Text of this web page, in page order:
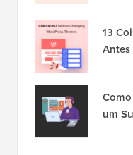
Popular no